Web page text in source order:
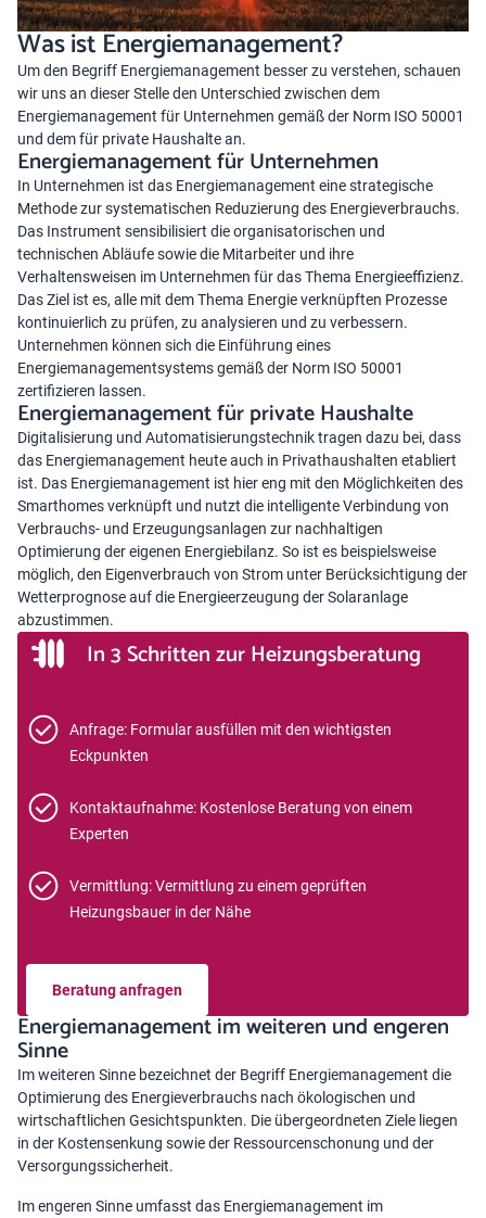
Was ist Energiemanagement?
Um den Begriff Energiemanagement besser zu verstehen, schauen
wir uns an dieser Stelle den Unterschied zwischen dem
Energiemanagement für Unternehmen gemäß der Norm ISO 50001
und dem für private Haushalte an.
Energiemanagement für Unternehmen
In Unternehmen ist das Energiemanagement eine strategische
Methode zur systematischen Reduzierung des Energieverbrauchs.
Das Instrument sensibilisiert die organisatorischen und
technischen Abläufe sowie die Mitarbeiter und ihre
Verhaltensweisen im Unternehmen für das Thema Energieeffizienz.
Das Ziel ist es, alle mit dem Thema Energie verknüpften Prozesse
kontinuierlich zu prüfen, zu analysieren und zu verbessern.
Unternehmen können sich die Einführung eines
Energiemanagementsystems gemäß der Norm ISO 50001
zertifizieren lassen.
Energiemanagement für private Haushalte
Digitalisierung und Automatisierungstechnik tragen dazu bei, dass
das Energiemanagement heute auch in Privathaushalten etabliert
ist. Das Energiemanagement ist hier eng mit den Möglichkeiten des
Smarthomes verknüpft und nutzt die intelligente Verbindung von
Verbrauchs- und Erzeugungsanlagen zur nachhaltigen
Optimierung der eigenen Energiebilanz. So ist es beispielsweise
möglich, den Eigenverbrauch von Strom unter Berücksichtigung der
Wetterprognose auf die Energieerzeugung der Solaranlage
abzustimmen.
In 3 Schritten zur Heizungsberatung
Anfrage: Formular ausfüllen mit den wichtigsten
Eckpunkten
Kontaktaufnahme: Kostenlose Beratung von einem
Experten
Vermittlung: Vermittlung zu einem geprüften
Heizungsbauer in der Nähe
Beratung anfragen
Energiemanagement im weiteren und engeren
Sinne
Im weiteren Sinne bezeichnet der Begriff Energiemanagement die
Optimierung des Energieverbrauchs nach ökologischen und
wirtschaftlichen Gesichtspunkten. Die übergeordneten Ziele liegen
in der Kostensenkung sowie der Ressourcenschonung und der
Versorgungssicherheit.
Im engeren Sinne umfasst das Energiemanagement im